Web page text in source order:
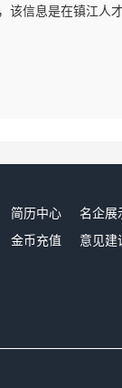
该信息是在镇江人
简历中心 名企展
金币充值 意见建